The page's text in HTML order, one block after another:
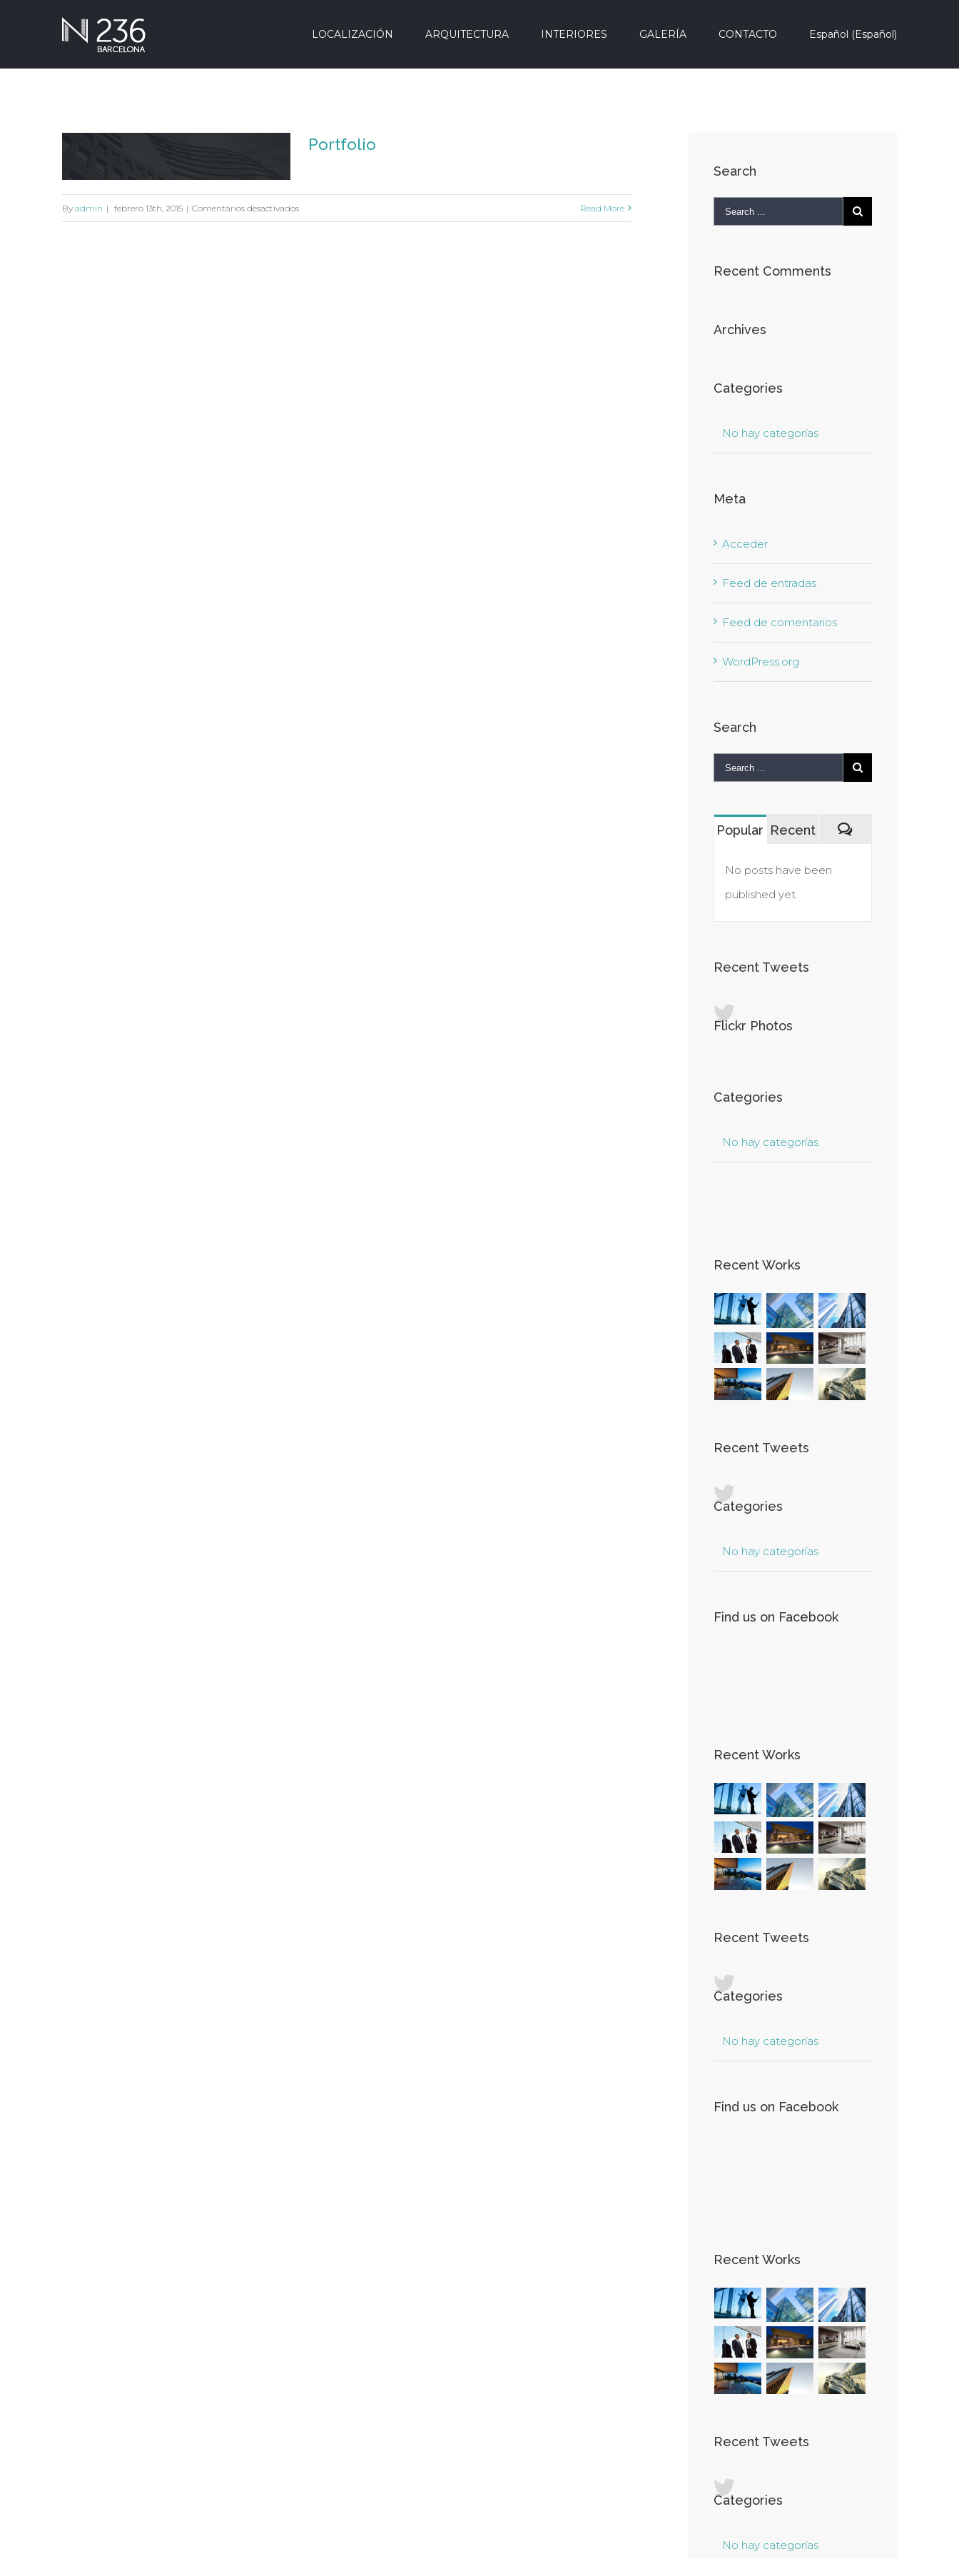
LOCALIZACIÓN ARQUITECTURA INTERIORES GALERÍA CONTACTO Español (Español)
Portfolio
By admin | febrero 13th, 2015 | Comentarios desactivadosen
Read More
Search
Recent Comments
Archives
Categories
No hay categorías
Meta
Acceder
Feed de entradas
Feed de comentarios
WordPress.org
Search
Popular Recent
No posts have been
published yet.
Recent Tweets
Flickr Photos
Categories
No hay categorías
Recent Works
Recent Tweets
Categories
No hay categorías
Find us on Facebook
Recent Works
Recent Tweets
Categories
No hay categorías
Find us on Facebook
Recent Works
Recent Tweets
Categories
No hay categorías